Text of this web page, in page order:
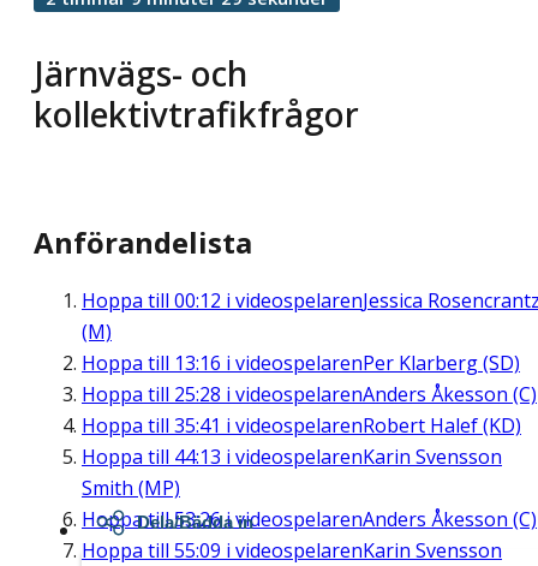
Järnvägs- och
kollektivtrafikfrågor
Anförandelista
Hoppa till 00:12 i videospelarenJessica
(M)
Hoppa till 13:16 i videospelarenPer Klarberg (SD)
Hoppa till 25:28 i videospelarenAnders Åkesson (C)
Hoppa till 35:41 i videospelarenRobert Halef (KD)
Hoppa till 44:13 i videospelarenKarin Svensson
Smith (MP)
Hoppa till53:26i videospelarenAnders Åkesson (C)
Hoppa till 55:09 i videospelarenKarin Svensson
Dela/Bädda in